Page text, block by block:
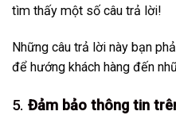
tìm thấy một số câu trả lời!
Những câu trả lời này bạn
để hướng khách hàng đến
5. Đảm bảo thông tin